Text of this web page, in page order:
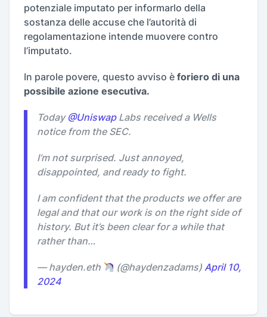
potenziale imputato per informarlo della
sostanza delle accuse che l’autorità di
regolamentazione intende muovere contro
l’imputato.
In parole povere, questo avviso è foriero di una
possibile azione esecutiva.
Today @UniswapLabs received a Wells
notice from the SEC.
I’m not surprised. Just annoyed,
disappointed, and ready to fight.
I am confident that the products we offer are
legal and that our work is on the right side of
history. But it’s been clear for a while that
rather than…
— hayden.eth (@haydenzadams)April 10,
2024